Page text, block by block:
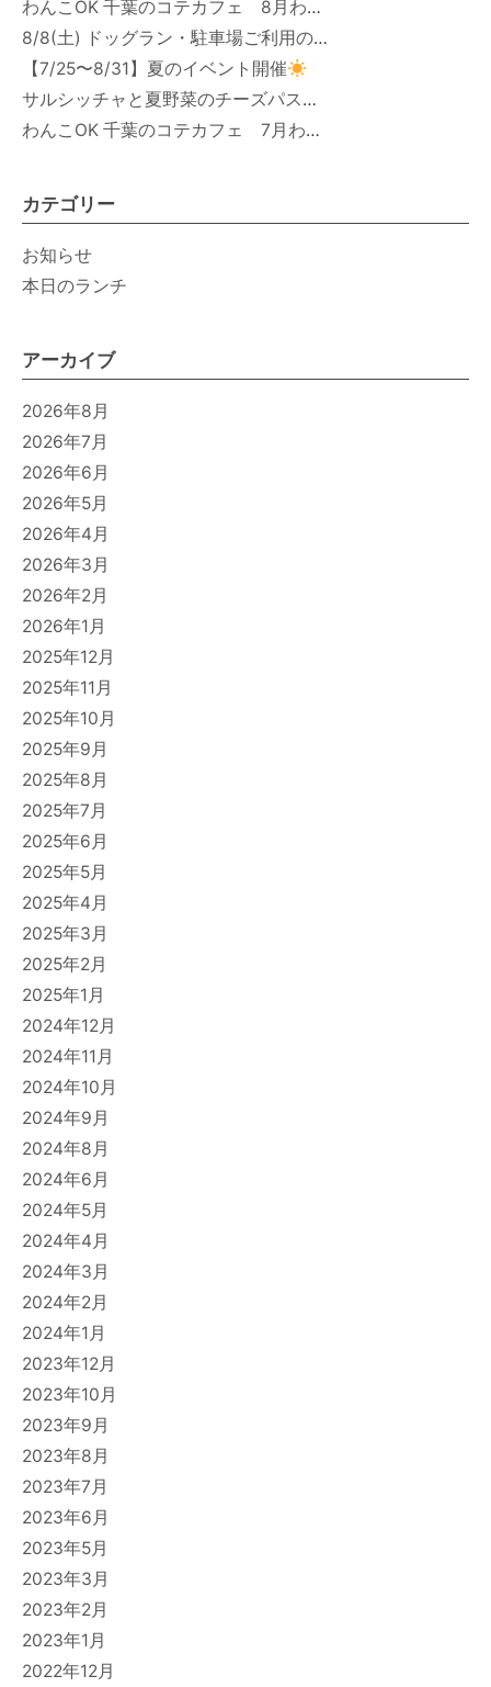
わんこOK 千葉のコテカフェ 8月わんこの日 オートミールdeローストビーフライス
8/8(土) ドッグラン・駐車場ご利用のお知らせ
【7/25〜8/31】夏のイベント開催
サルシッチャと夏野菜のチーズパスタ期間限定新メニュー登場！
わんこOK 千葉のコテカフェ 7月わんこの日 白身魚とカラフルやさいのオムレツ
カテゴリー
お知らせ
本日のランチ
アーカイブ
2026年8月
2026年7月
2026年6月
2026年5月
2026年4月
2026年3月
2026年2月
2026年1月
2025年12月
2025年11月
2025年10月
2025年9月
2025年8月
2025年7月
2025年6月
2025年5月
2025年4月
2025年3月
2025年2月
2025年1月
2024年12月
2024年11月
2024年10月
2024年9月
2024年8月
2024年6月
2024年5月
2024年4月
2024年3月
2024年2月
2024年1月
2023年12月
2023年10月
2023年9月
2023年8月
2023年7月
2023年6月
2023年5月
2023年3月
2023年2月
2023年1月
2022年12月